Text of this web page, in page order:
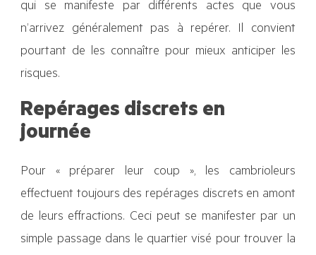
qui se manifeste par différents actes que vous
n’arrivez généralement pas à repérer. Il convient
pourtant de les connaître pour mieux anticiper les
risques.
Repérages discrets en
journée
Pour « préparer leur coup », les cambrioleurs
effectuent toujours des repérages discrets en amont
de leurs effractions. Ceci peut se manifester par un
simple passage dans le quartier visé pour trouver la